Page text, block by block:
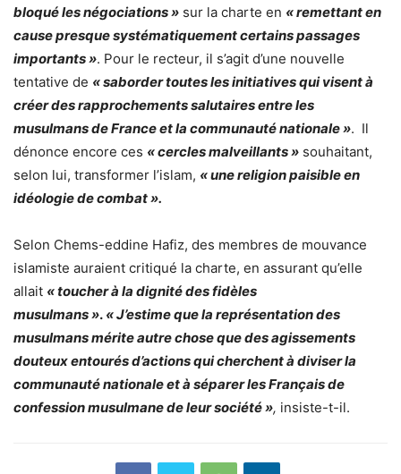
bloqué les négociations » sur la charte en « remettant en
cause presque systématiquement certains passages
importants ». Pour le recteur, il s’agit d’une nouvelle
tentative de « saborder toutes les initiatives qui visent à
créer des rapprochements salutaires entre les
musulmans de France et la communauté nationale ». Il
dénonce encore ces « cercles malveillants » souhaitant,
selon lui, transformer l’islam, « une religion paisible en
idéologie de combat ».
Selon Chems-eddine Hafiz, des membres de mouvance
islamiste auraient critiqué la charte, en assurant qu’elle
allait « toucher à la dignité des fidèles
musulmans ». « J’estime que la représentation des
musulmans mérite autre chose que des agissements
douteux entourés d’actions qui cherchent à diviser la
communauté nationale et à séparer les Français de
confession musulmane de leur société », insiste-t-il.